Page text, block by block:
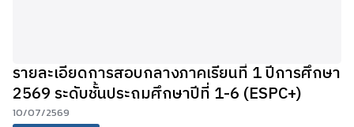
รายละเอียดการสอบกลางภาคเรียนที่ 1 ปีการศึกษา
2569 ระดับชั้นประถมศึกษาปีที่ 1-6 (ESPC+)
10/07/2569